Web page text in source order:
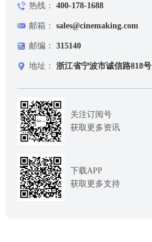
热线： 400-178-1688
邮箱： sales@cinemaking.com
邮编： 315140
地址： 浙江省宁波市诚信路818号
关注订阅号
获取更多资讯
下载APP
获取更多支持